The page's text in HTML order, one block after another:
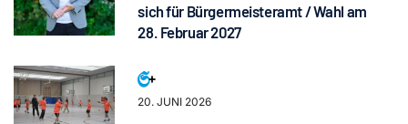
sich für Bürgermeisteramt / Wahl am
28. Februar 2027
20. JUNI 2026